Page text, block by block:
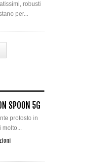
robusti
per...
SPOON 5G
protosto in
molto...